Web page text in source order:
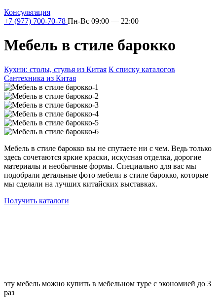
Консультация
+7 (977) 700-70-78 Пн-Вс 09:00 — 22:00
Мебель в стиле барокко
Кухни: столы, стулья из Китая К списку каталогов
Cантехника из Китая
Мебель в стиле барокко вы не спутаете ни с чем. Ведь только
здесь сочетаются яркие краски, искусная отделка, дорогие
материалы и необычные формы. Специально для вас мы
подобрали детальные фото мебели в стиле барокко, которые
мы сделали на лучших китайских выставках.
Получить каталоги
эту мебель можно купить в мебельном туре с экономией до 3
раз